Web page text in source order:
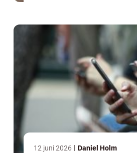
12 juni 2026 Daniel Holm